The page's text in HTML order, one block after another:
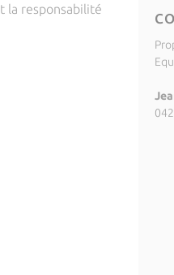
la responsabilité